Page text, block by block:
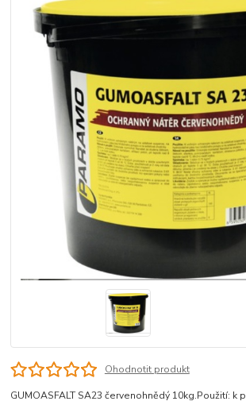
Ohodnotit produkt
GUMOASFALT SA23 červenohnědý 10kg.Použití: k